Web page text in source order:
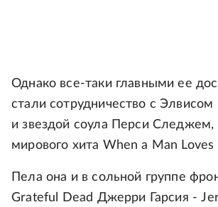
Однако все-таки главными ее
стали сотрудничество с
и звездой соула Перси Следжем,
мирового хита When a Man Loves
Пела она и в cольной группе
Grateful Dead Джерри Гарсия -